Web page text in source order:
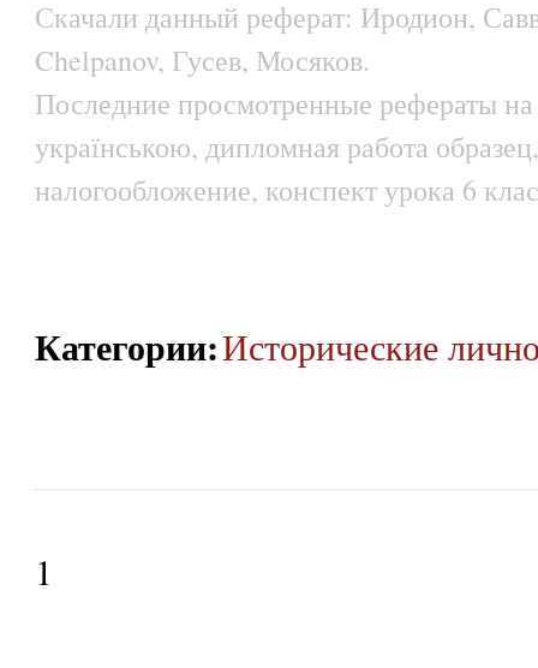
Скачали данный реферат: Иродион,
Chelpanov, Гусев, Мосяков.
Последние просмотренные рефераты
українською, дипломная работа
налогообложение, конспект урока 6
Категории:Исторические
1